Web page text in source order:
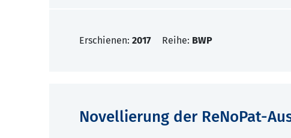
Erschienen: 2017 Reihe: BWP
Novellierung der ReNoPat-